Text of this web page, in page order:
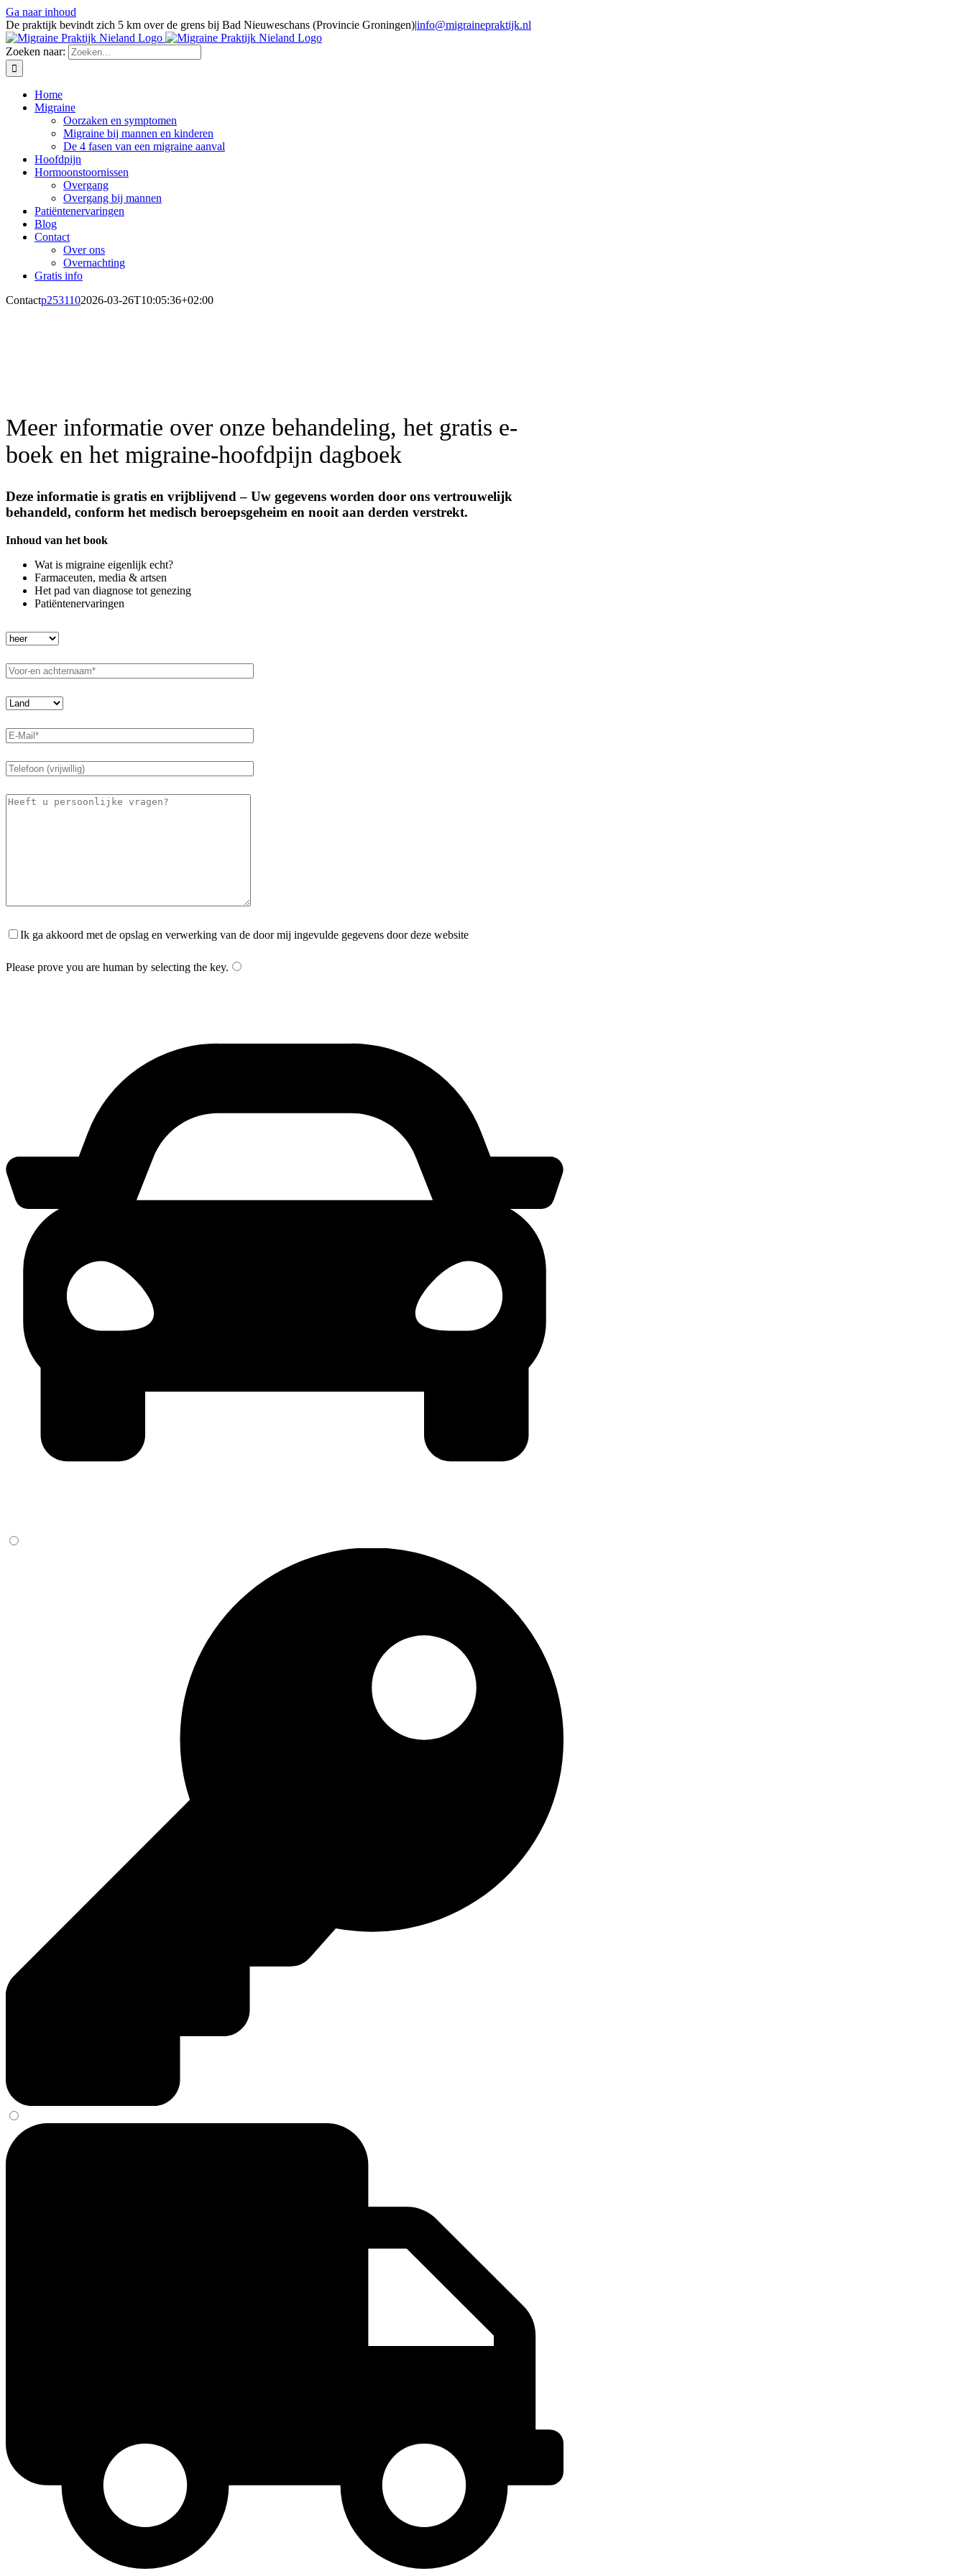
Ga naar inhoud
De praktijk bevindt zich 5 km over de grens bij Bad Nieuweschans (Provincie Groningen)|info@migrainepraktijk.nl
Zoeken naar:
Home
Migraine
Oorzaken en symptomen
Migraine bij mannen en kinderen
De 4 fasen van een migraine aanval
Hoofdpijn
Hormoonstoornissen
Overgang
Overgang bij mannen
Patiëntenervaringen
Blog
Contact
Over ons
Overnachting
Gratis info
Contactp2531102026-03-26T10:05:36+02:00
Meer informatie over onze behandeling, het gratis e-
boek en het migraine-hoofdpijn dagboek
Deze informatie is gratis en vrijblijvend – Uw gegevens worden door ons vertrouwelijk
behandeld, conform het medisch beroepsgeheim en nooit aan derden verstrekt.
Inhoud van het book
Wat is migraine eigenlijk echt?
Farmaceuten, media & artsen
Het pad van diagnose tot genezing
Patiëntenervaringen
Ik ga akkoord met de opslag en verwerking van de door mij ingevulde gegevens door deze website
Please prove you are human by selecting the key.